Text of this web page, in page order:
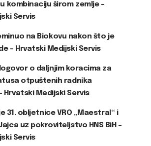
kombinaciju širom zemlje –
Servis
na Biokovu nakon što je
– Hrvatski Medijski Servis
o daljnjim koracima za
otpuštenih radnika
Hrvatski Medijski Servis
31. obljetnice VRO „Maestral“ i
uz pokroviteljstvo HNS BiH –
Servis